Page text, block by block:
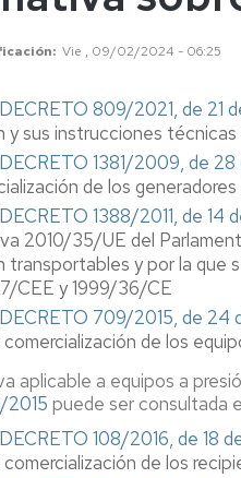
Aplicada.
FAQS
Vie , 09/02/2024 - 06:25
809/2021, de 21
y sus instrucciones
1381/2009, de
de los
1388/2011, de 14
2010/35/UE del
transportables y por la
CEE y 1999/36/CE
709/2015, de 24
comercialización de los
aplicable a equipos a
2015 puede ser consultada
108/2016, de 18
comercialización de los